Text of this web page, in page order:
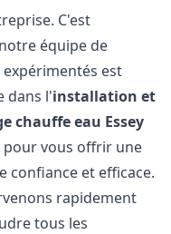
C'est
équipe de
est
dans l'installation et
chauffe eau Essey
pour vous offrir une
confiance et efficace.
rapidement
tous les